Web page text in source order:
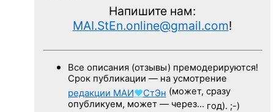
Напишите нам:
MAI.StEn.online@gmail.com!
Все описания (отзывы) премодерируются!
Срок публикации — на усмотрение
редакции МАИ♥СтЭн (может, сразу
опубликуем, может — через… год). ;-)